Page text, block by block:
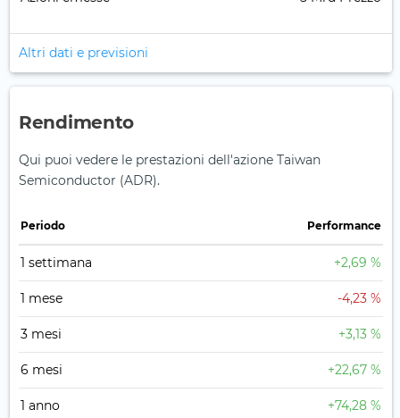
Altri dati e previsioni
Rendimento
Qui puoi vedere le prestazioni dell'azione Taiwan
Semiconductor (ADR).
Periodo Performance
1 settimana +2,69 %
1 mese -4,23 %
3 mesi +3,13 %
6 mesi +22,67 %
1 anno +74,28 %